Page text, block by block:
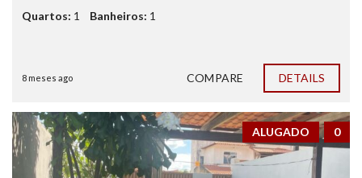
Quartos: 1 Banheiros: 1
8 meses ago COMPARE DETAILS
0
ALUGADO